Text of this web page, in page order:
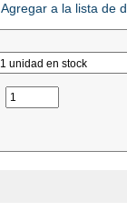
Agregar a la lista de